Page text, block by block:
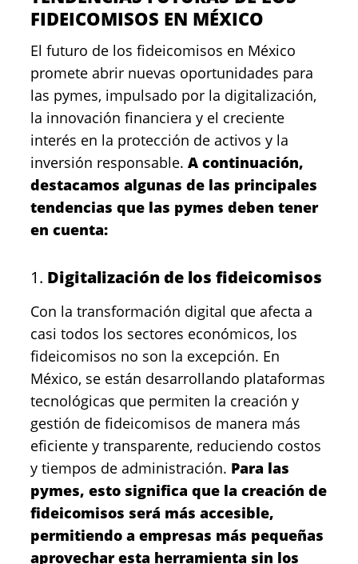
FIDEICOMISOS EN MÉXICO
El futuro de los fideicomisos en México
promete abrir nuevas oportunidades para
las pymes, impulsado por la digitalización,
la innovación financiera y el creciente
interés en la protección de activos y la
inversión responsable. A continuación,
destacamos algunas de las principales
tendencias que las pymes deben tener
en cuenta:
1. Digitalización de los fideicomisos
Con la transformación digital que afecta a
casi todos los sectores económicos, los
fideicomisos no son la excepción. En
México, se están desarrollando plataformas
tecnológicas que permiten la creación y
gestión de fideicomisos de manera más
eficiente y transparente, reduciendo costos
y tiempos de administración. Para las
pymes, esto significa que la creación de
fideicomisos será más accesible,
permitiendo a empresas más pequeñas
aprovechar esta herramienta sin los